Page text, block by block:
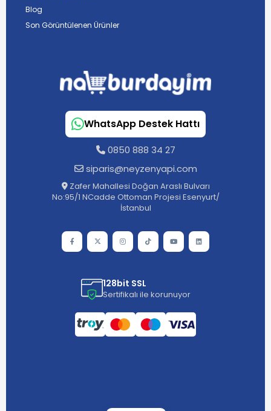
Blog
Son Görüntülenen Ürünler
WhatsApp Destek Hattı
0850 888 34 27
siparis@neyzenyapi.com
Zafer Mahallesi Doğan Araslı Bulvarı
No:95/1 NCadde Ottoman Projesi Esenyurt/
İstanbul
128bit SSL
Sertifikalı ile korunuyor